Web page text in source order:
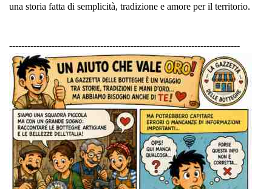
una storia fatta di semplicità, tradizione e amore per il territorio.
----------------------------------------------------------------------------